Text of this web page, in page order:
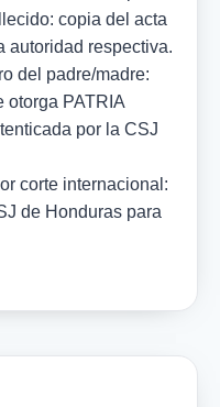
copia del acta
autoridad respectiva.
del padre/madre:
otorga PATRIA
por la CSJ
corte internacional:
de Honduras para